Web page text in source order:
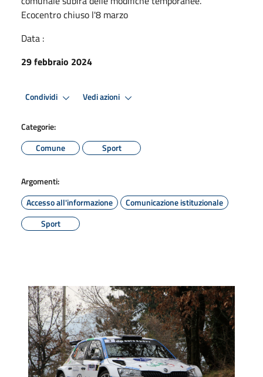
Ecocentro chiuso l'8 marzo
Data :
29 febbraio 2024
Condividi Vedi azioni
Categorie:
Comune
Sport
Argomenti:
Accesso all'informazione
Comunicazione istituzionale
Sport